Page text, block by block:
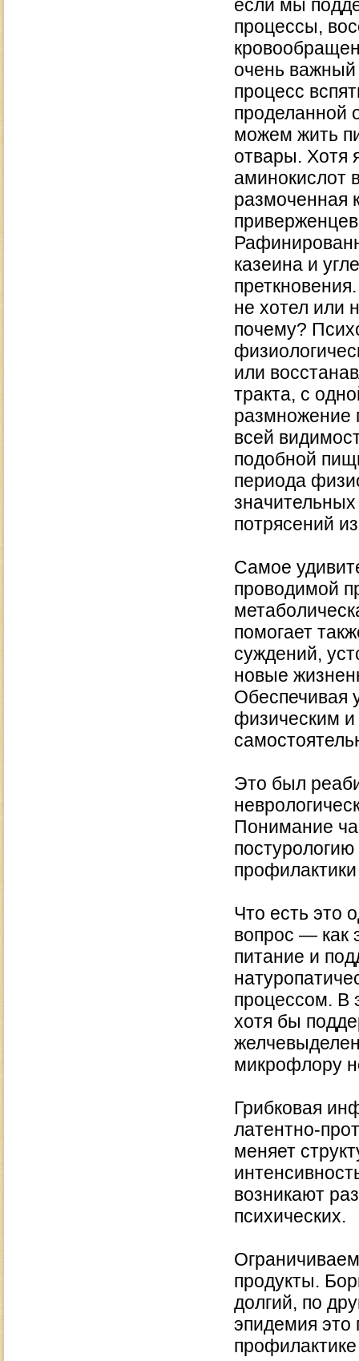
если мы
процессы,
очень важный
процесс
проделанной
можем жить
отвары. Хотя
аминокислот
размоченная
казеина и
не хотел или
почему?
или
тракта, с
размножение
всей
подобной
периода
потрясений
Самое
проводимой
помогает
суждений,
новые
Обеспечивая
физическим
Это был
Понимание
Что есть это
вопрос — как
питание и
процессом. В
хотя бы
микрофлору
Грибковая
латентно-
меняет
возникают
психических.
продукты.
долгий, по
эпидемия это